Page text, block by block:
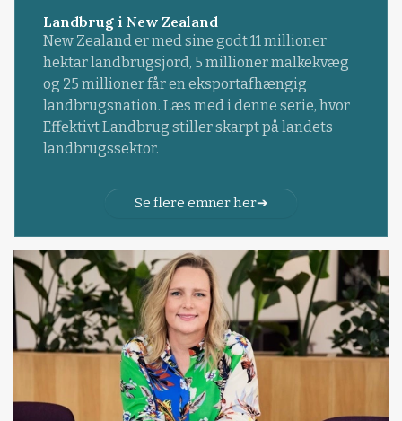
Landbrug i New Zealand
New Zealand er med sine godt 11 millioner
hektar landbrugsjord, 5 millioner malkekvæg
og 25 millioner får en eksportafhængig
landbrugsnation. Læs med i denne serie, hvor
Effektivt Landbrug stiller skarpt på landets
landbrugssektor.
Se flere emner her